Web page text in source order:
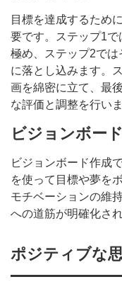
目標を達成するため
要です。ステップ1
極め、ステップ2で
に落とし込みます。
画を綿密に立て、最
な評価と調整を行いま
ビジョンボー
ビジョンボード作成
を使って目標や夢を
モチベーションの維
への道筋が明確化され
ポジティブな